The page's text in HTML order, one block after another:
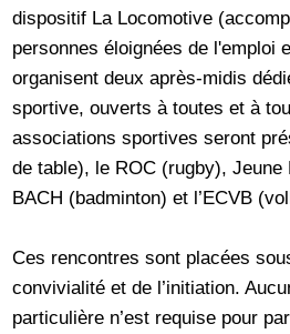
dispositif La Locomotive
personnes éloignées de l'emploi
organisent deux après-midis
sportive, ouverts à toutes et à
associations sportives seront
de table), le ROC (rugby),
BACH (badminton) et l’ECVB
Ces rencontres sont placées
convivialité et de l’initiation.
particulière n’est requise pour